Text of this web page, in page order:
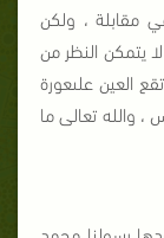
مقابلة ، ولكن
يتمكن النظر من
العين علىعورة
والله تعالى ما